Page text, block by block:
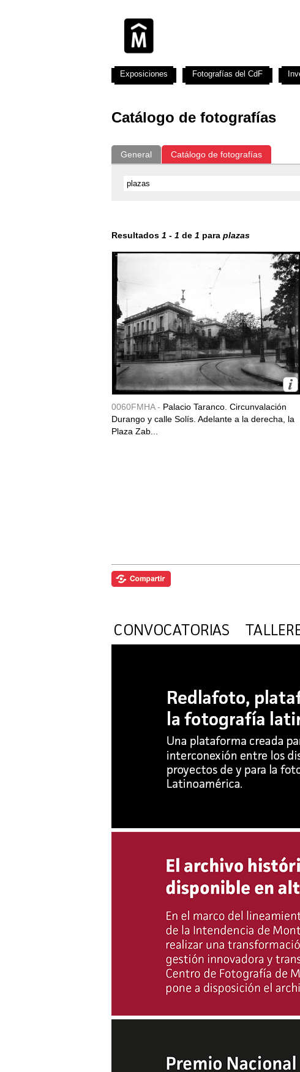
Catálogo de fotografías
General Catálogo de fotografías
Resultados 1 - 1 de 1 para plazas
0060FMHA - Palacio Taranco. Circunvalación
Durango y calle Solís. Adelante a la derecha, la
Plaza Zab...
Exposiciones Fotografías del CdF